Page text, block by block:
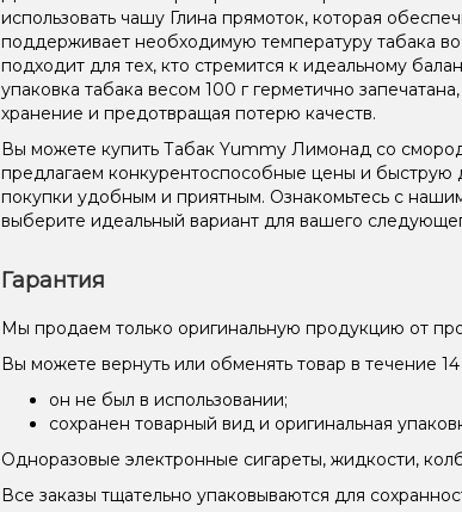
использовать чашу Глина прямоток, которая
поддерживает необходимую температуру табака
подходит для тех, кто стремится к идеальному
упаковка табака весом 100 г герметично
хранение и предотвращая потерю качеств.
Вы можете купить Табак Yummy Лимонад со
предлагаем конкурентоспособные цены и быструю
покупки удобным и приятным. Ознакомьтесь с
выберите идеальный вариант для вашего
Гарантия
Мы продаем только оригинальную продукцию от
Вы можете вернуть или обменять товар в течение
он не был в использовании;
сохранен товарный вид и оригинальная
Одноразовые электронные сигареты, жидкости,
Все заказы тщательно упаковываются для